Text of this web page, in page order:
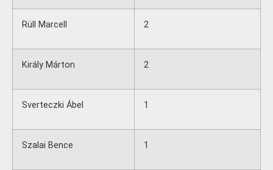
Rüll Marcell 2
Király Márton 2
Sverteczki Ábel 1
Szalai Bence 1